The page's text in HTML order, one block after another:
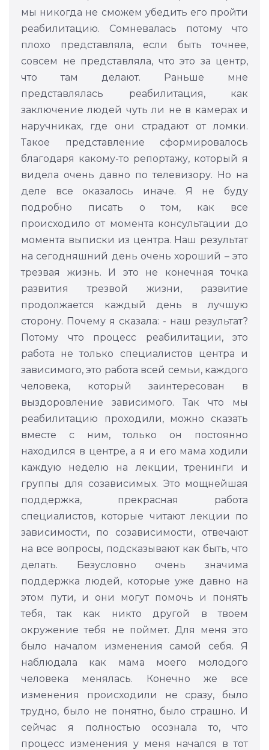
мы никогда не сможем убедить его пройти
реабилитацию. Сомневалась потому что
плохо представляла, если быть точнее,
совсем не представляла, что это за центр,
что там делают. Раньше мне
представлялась реабилитация, как
заключение людей чуть ли не в камерах и
наручниках, где они страдают от ломки.
Такое представление сформировалось
благодаря какому-то репортажу, который я
видела очень давно по телевизору. Но на
деле все оказалось иначе. Я не буду
подробно писать о том, как все
происходило от момента консультации до
момента выписки из центра. Наш результат
на сегодняшний день очень хороший – это
трезвая жизнь. И это не конечная точка
развития трезвой жизни, развитие
продолжается каждый день в лучшую
сторону. Почему я сказала: - наш результат?
Потому что процесс реабилитации, это
работа не только специалистов центра и
зависимого, это работа всей семьи, каждого
человека, который заинтересован в
выздоровление зависимого. Так что мы
реабилитацию проходили, можно сказать
вместе с ним, только он постоянно
находился в центре, а я и его мама ходили
каждую неделю на лекции, тренинги и
группы для созависимых. Это мощнейшая
поддержка, прекрасная работа
специалистов, которые читают лекции по
зависимости, по созависимости, отвечают
на все вопросы, подсказывают как быть, что
делать. Безусловно очень значима
поддержка людей, которые уже давно на
этом пути, и они могут помочь и понять
тебя, так как никто другой в твоем
окружение тебя не поймет. Для меня это
было началом изменения самой себя. Я
наблюдала как мама моего молодого
человека менялась. Конечно же все
изменения происходили не сразу, было
трудно, было не понятно, было страшно. И
сейчас я полностью осознала то, что
процесс изменения у меня начался в тот